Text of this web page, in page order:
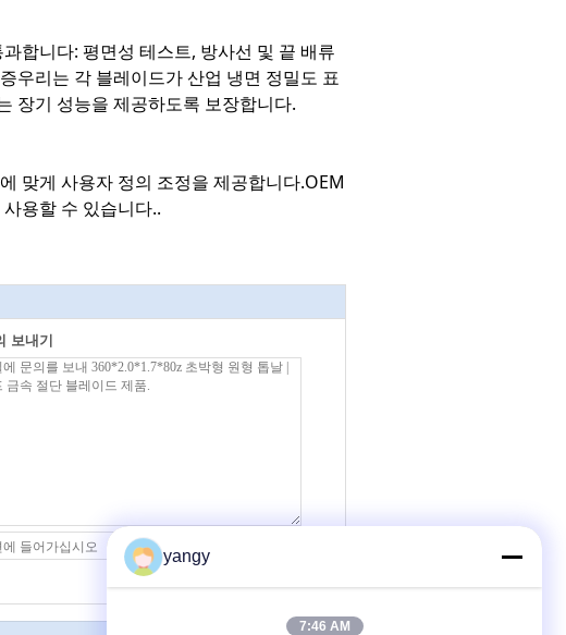
합니다: 평면성 테스트, 방사선 및 끝 배류
우리는 각 블레이드가 산업 냉면 정밀도 표
장기 성능을 제공하도록 보장합니다.
맞게 사용자 정의 조정을 제공합니다.OEM
용할 수 있습니다..
보내기
yangy
7:46 AM